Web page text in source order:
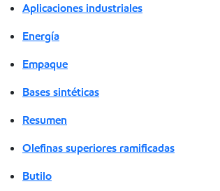
Aplicaciones industriales
Energía
Empaque
Bases sintéticas
Resumen
Olefinas superiores ramificadas
Butilo